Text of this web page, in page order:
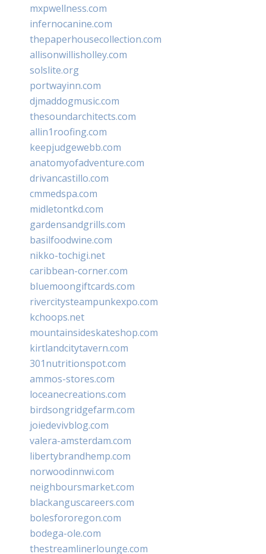
mxpwellness.com
infernocanine.com
thepaperhousecollection.com
allisonwillisholley.com
solslite.org
portwayinn.com
djmaddogmusic.com
thesoundarchitects.com
allin1roofing.com
keepjudgewebb.com
anatomyofadventure.com
drivancastillo.com
cmmedspa.com
midletontkd.com
gardensandgrills.com
basilfoodwine.com
nikko-tochigi.net
caribbean-corner.com
bluemoongiftcards.com
rivercitysteampunkexpo.com
kchoops.net
mountainsideskateshop.com
kirtlandcitytavern.com
301nutritionspot.com
ammos-stores.com
loceanecreations.com
birdsongridgefarm.com
joiedevivblog.com
valera-amsterdam.com
libertybrandhemp.com
norwoodinnwi.com
neighboursmarket.com
blackanguscareers.com
bolesfororegon.com
bodega-ole.com
thestreamlinerlounge.com